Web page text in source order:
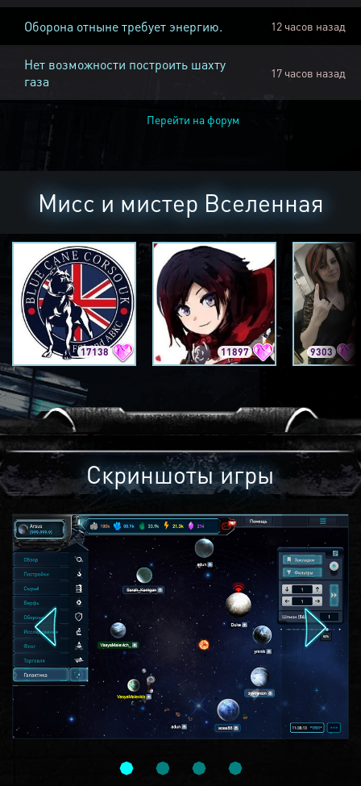
Оборона отныне требует энергию. 12 часов назад
Нет возможности построить шахту
газа
17 часов назад
Перейти на форум
Мисс и мистер Вселенная
17138 11897 9303
Скриншоты игры